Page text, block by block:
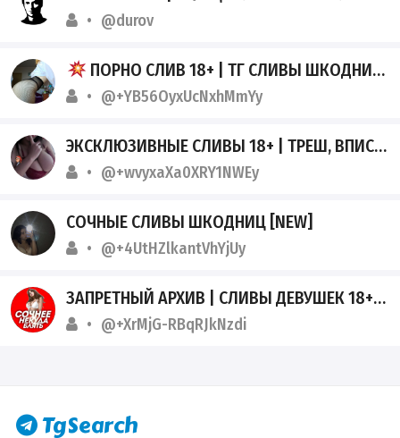
@durov
ПОРНО СЛИВ 18+ | ТГ СЛИВЫ ШКОДНИЦ | ВИДЕО АРХИВ
@+YB56OyxUcNxhMmYy
ЭКСКЛЮЗИВНЫЕ СЛИВЫ 18+ | ТРЕШ, ВПИСКИ И ПРИВАТ
@+wvyxaXa0XRY1NWEy
СОЧНЫЕ СЛИВЫ ШКОДНИЦ [NEW]
@+4UtHZlkantVhYjUy
ЗАПРЕТНЫЙ АРХИВ | СЛИВЫ ДЕВУШЕК 18+ И ПРИВАТНЫЕ ВИДЕО ИЗ ТГ
@+XrMjG-RBqRJkNzdi